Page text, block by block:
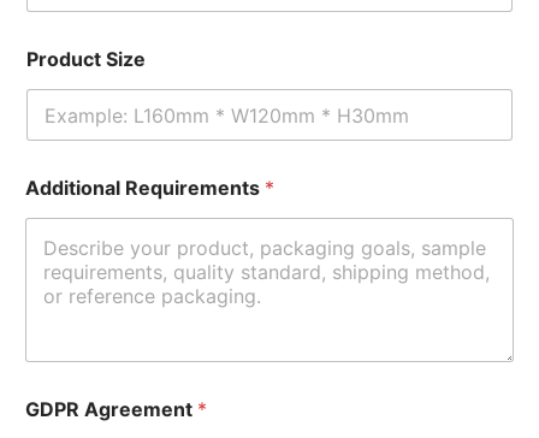
Product Size
Additional Requirements *
GDPR Agreement *